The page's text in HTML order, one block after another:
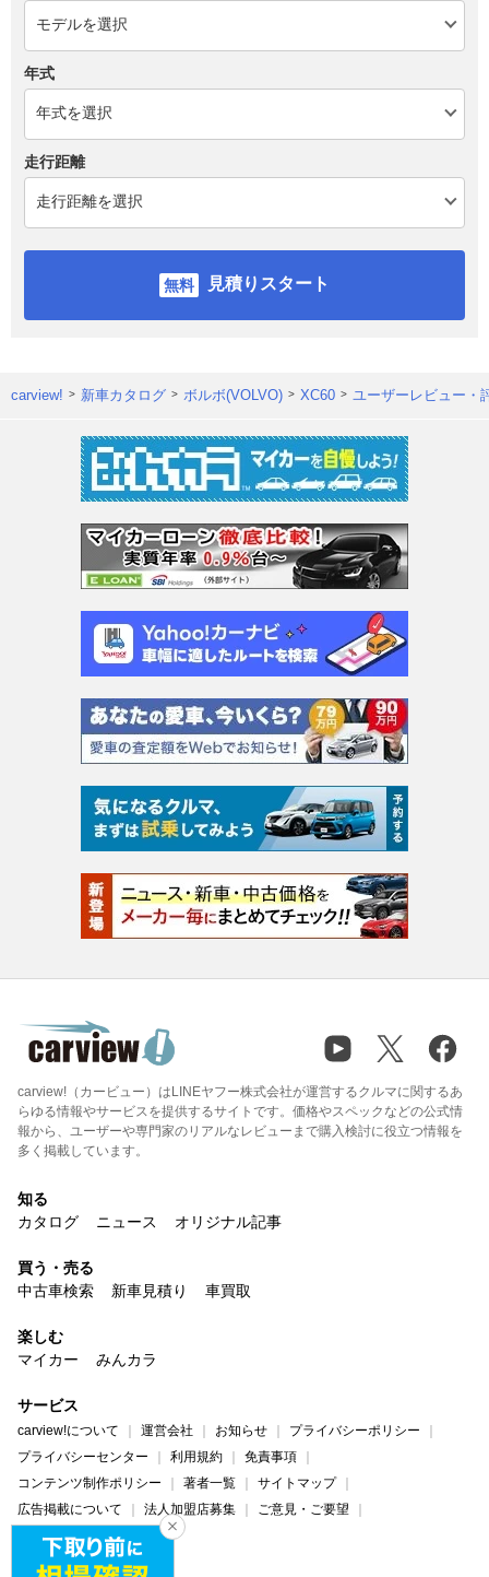
年式
走行距離
見積りスタート
carview! 新車カタログ ボルボ(VOLVO) XC60 ユーザーレビュー・
carview!（カービュー）はLINEヤフー株式会社が運営するクルマに関するあ
らゆる情報やサービスを提供するサイトです。価格やスペックなどの公式情
報から、ユーザーや専門家のリアルなレビューまで購入検討に役立つ情報を
多く掲載しています。
知る
カタログ
ニュース オリジナル記事
買う・売る
中古車検索
新車見積り 車買取
楽しむ
マイカー
みんカラ
サービス
carview!について 運営会社 お知らせ
プライバシーポリシー
プライバシーセンター
利用規約
免責事項
コンテンツ制作ポリシー
著者一覧
サイトマップ
広告掲載について
法人加盟店募集
ご意見・ご要望
ヘルプ・お問い合わせ